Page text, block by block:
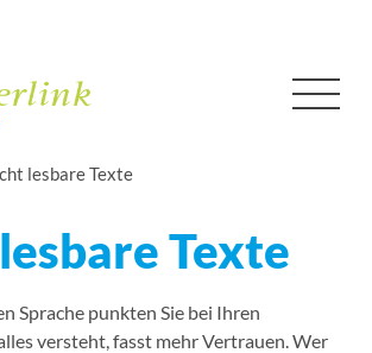
lesbare Texte
Texte
Sprache punkten Sie bei Ihren
versteht, fasst mehr Vertrauen. Wer